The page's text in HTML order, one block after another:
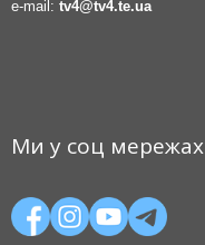
e-mail: tv4@tv4.te.ua
Ми у соц мережах